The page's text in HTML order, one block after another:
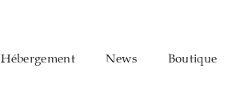
Hébergement News Boutique